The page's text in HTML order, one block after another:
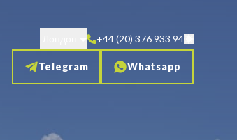
+44 (20) 376 933 94
Telegram Whatsapp